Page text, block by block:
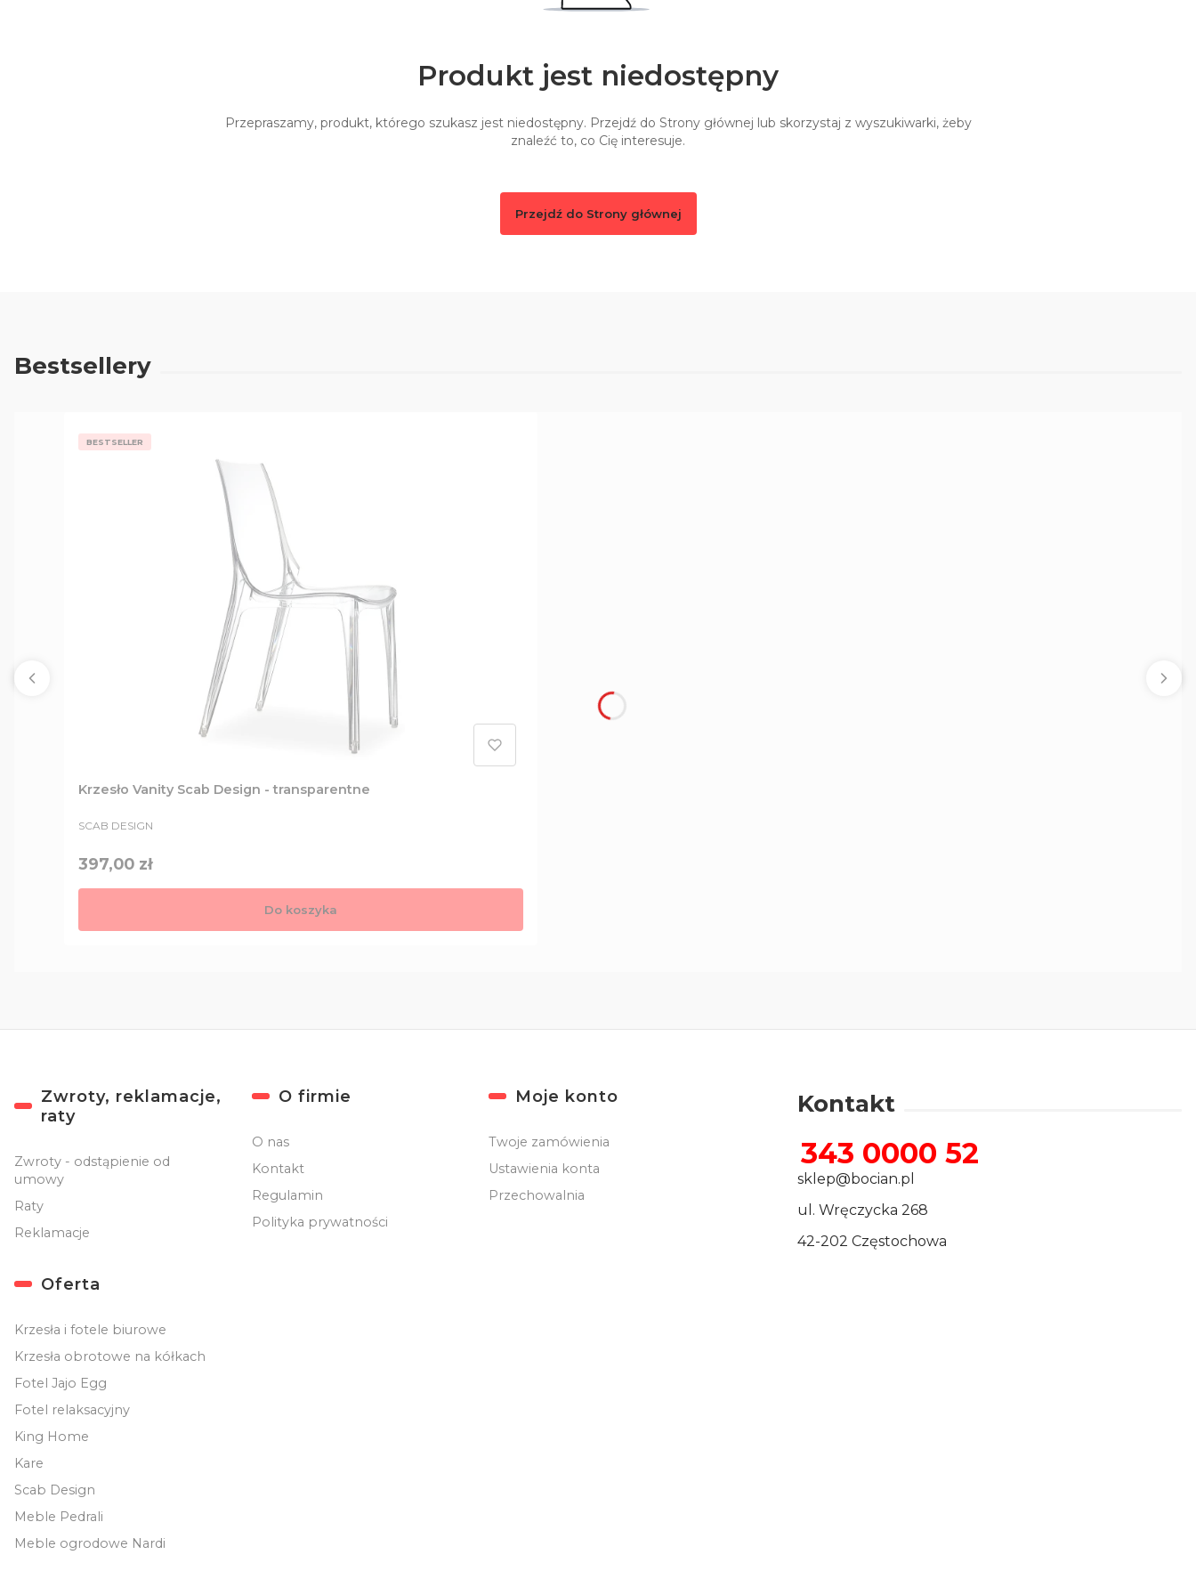
Produkt jest niedostępny
Przepraszamy, produkt, którego szukasz jest niedostępny. Przejdź do Strony głównej lub skorzystaj z wyszukiwarki, żeby
znaleźć to, co Cię interesuje.
Przejdź do Strony głównej
Bestsellery
BESTSELLER
Krzesło Vanity Scab Design - transparentne
PRODUCENT
SCAB DESIGN
Cena
397,00 zł
Do koszyka
Linki w stopce
Zwroty, reklamacje,
raty
Zwroty - odstąpienie od
umowy
Raty
Reklamacje
O firmie
O nas
Kontakt
Regulamin
Polityka prywatności
Moje konto
Twoje zamówienia
Ustawienia konta
Przechowalnia
Oferta
Krzesła i fotele biurowe
Krzesła obrotowe na kółkach
Fotel Jajo Egg
Fotel relaksacyjny
King Home
Kare
Scab Design
Meble Pedrali
Meble ogrodowe Nardi
Kontakt
343 0000 52
sklep@bocian.pl
ul. Wręczycka 268
42-202 Częstochowa